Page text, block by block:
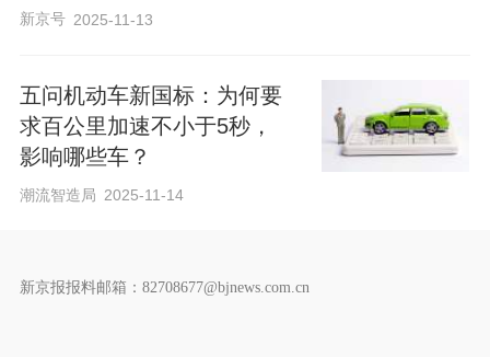
新京号 2025-11-13
五问机动车新国标：为何要
求百公里加速不小于5秒，
影响哪些车？
潮流智造局 2025-11-14
新京报报料邮箱：82708677@bjnews.com.cn